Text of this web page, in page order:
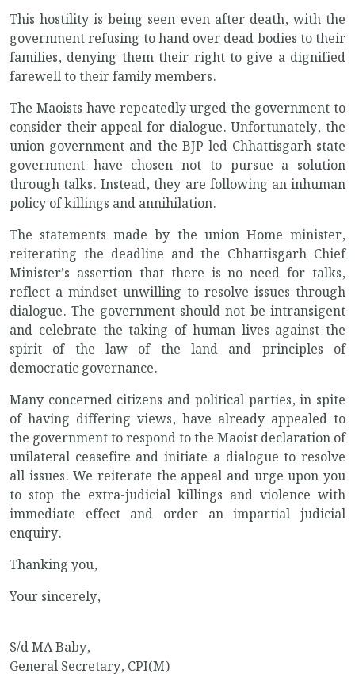
This hostility is being seen even after death, with the
government refusing to hand over dead bodies to their
families, denying them their right to give a dignified
farewell to their family members.
The Maoists have repeatedly urged the government to
consider their appeal for dialogue. Unfortunately, the
union government and the BJP-led Chhattisgarh state
government have chosen not to pursue a solution
through talks. Instead, they are following an inhuman
policy of killings and annihilation.
The statements made by the union Home minister,
reiterating the deadline and the Chhattisgarh Chief
Minister’s assertion that there is no need for talks,
reflect a mindset unwilling to resolve issues through
dialogue. The government should not be intransigent
and celebrate the taking of human lives against the
spirit of the law of the land and principles of
democratic governance.
Many concerned citizens and political parties, in spite
of having differing views, have already appealed to
the government to respond to the Maoist declaration of
unilateral ceasefire and initiate a dialogue to resolve
all issues. We reiterate the appeal and urge upon you
to stop the extra-judicial killings and violence with
immediate effect and order an impartial judicial
enquiry.
Thanking you,
Your sincerely,
S/d MA Baby,
General Secretary, CPI(M)